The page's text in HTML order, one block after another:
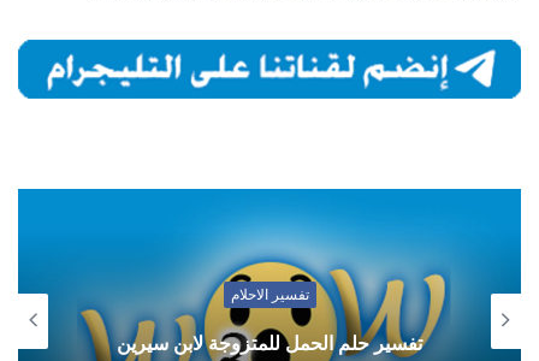
تفسير الاحلام
تفسير حلم الحمل للمتزوجة لابن سيرين